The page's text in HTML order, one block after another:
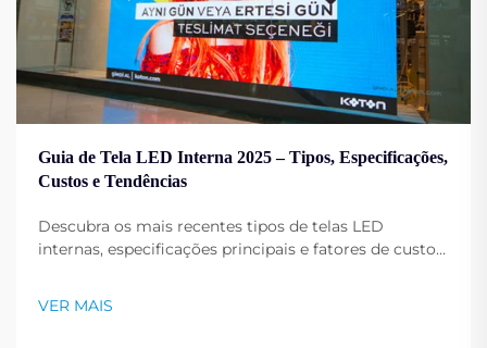
Guia de Tela LED Interna 2025 – Tipos, Especificações,
Custos e Tendências
Descubra os mais recentes tipos de telas LED
internas, especificações principais e fatores de custo
mais agora.
VER MAIS